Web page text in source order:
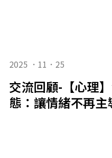
2025 ．11．25
交流回顧-【心理
態：讓情緒不再主